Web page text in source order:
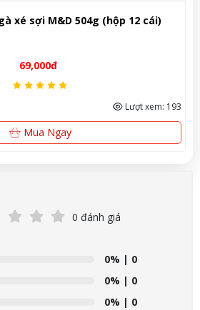
(hộp 12 cái)
Kẹo gum
Lượt bán: 231
0 đánh giá
0% | 0
0% | 0
0% | 0